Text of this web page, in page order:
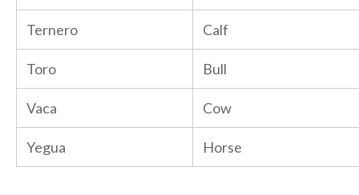
Ternero Calf
Toro Bull
Vaca Cow
Yegua Horse